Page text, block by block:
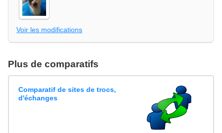
Voir les modifications
Plus de comparatifs
Comparatif de sites de trocs,
d'échanges